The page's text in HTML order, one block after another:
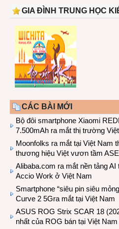
GIA ĐÌNH TRUNG HỌC
CÁC BÀI MỚI
Bộ đôi smartphone Xiaomi
7.500mAh ra mắt thị trường
Moonfolks ra mắt tại Việt Nam
thương hiệu Việt vươn tầm
Alibaba.com ra mắt nền tảng
Accio Work ở Việt Nam
Smartphone “siêu pin siêu
Curve 2 5Gra mắt tại Việt Nam
ASUS ROG Strix SCAR 18
nhất của ROG bán tại Việt